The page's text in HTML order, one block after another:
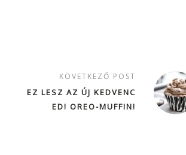
KÖVETKEZŐ POST
EZ LESZ AZ ÚJ KEDVENC
ED! OREO-MUFFIN!